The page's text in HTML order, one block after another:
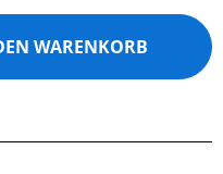
gewünschten
WARENKORB